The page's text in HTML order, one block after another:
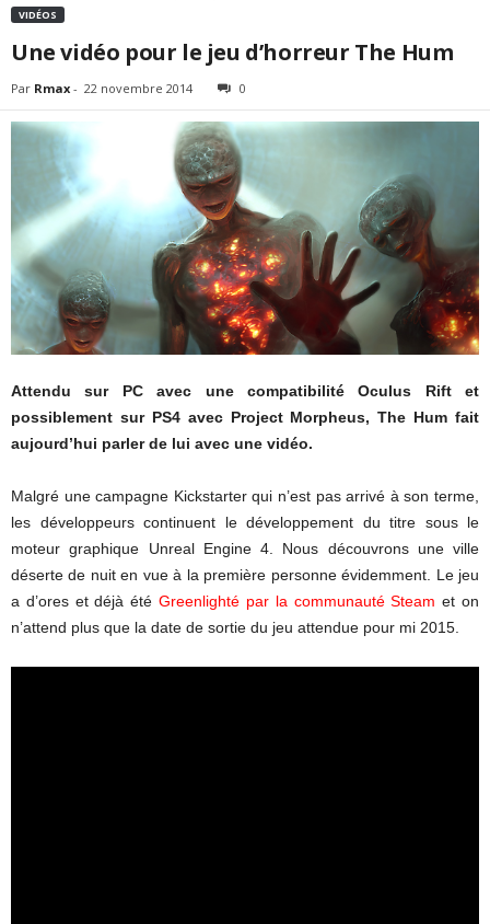
VIDÉOS
Une vidéo pour le jeu d’horreur The Hum
Par Rmax - 22 novembre 2014 0
Attendu sur PC avec une compatibilité Oculus Rift et
possiblement sur PS4 avec Project Morpheus, The Hum fait
aujourd’hui parler de lui avec une vidéo.
Malgré une campagne Kickstarter qui n’est pas arrivé à son terme,
les développeurs continuent le développement du titre sous le
moteur graphique Unreal Engine 4. Nous découvrons une ville
déserte de nuit en vue à la première personne évidemment. Le jeu
a d’ores et déjà étéGreenlighté par la communauté Steam et on
n’attend plus que la date de sortie du jeu attendue pour mi 2015.